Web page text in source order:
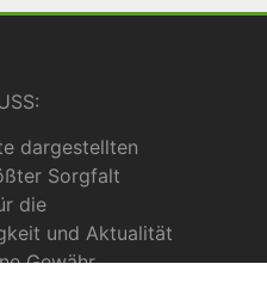
dargestellten
Sorgfalt
die
und Aktualität
Gewähr